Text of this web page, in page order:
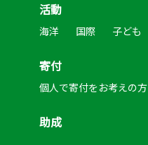
活動
海洋 国際 子ども
寄付
個人で寄付をお考えの方
助成